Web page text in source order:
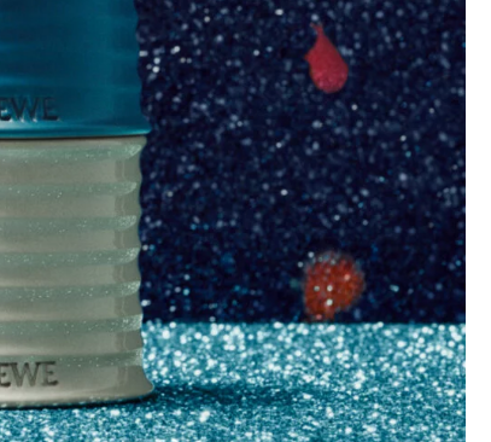
Por qué los bálsamos de CBD
tópico se han convertido en
uno de los productos de
bienestar más buscados